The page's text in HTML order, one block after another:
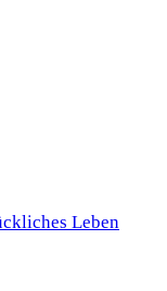
Leben